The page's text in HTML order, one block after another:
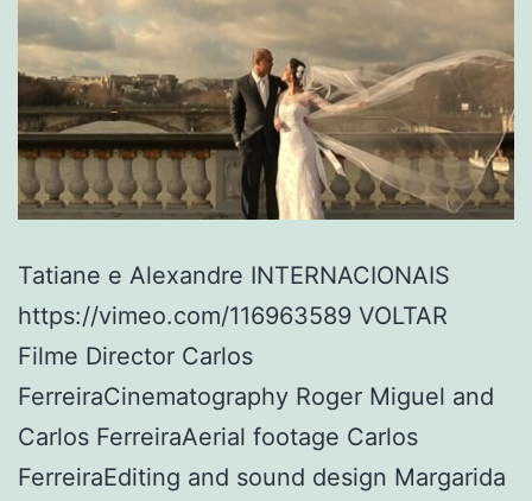
Tatiane e Alexandre INTERNACIONAIS
https://vimeo.com/116963589 VOLTAR
Filme Director Carlos
FerreiraCinematography Roger Miguel and
Carlos FerreiraAerial footage Carlos
FerreiraEditing and sound design Margarida